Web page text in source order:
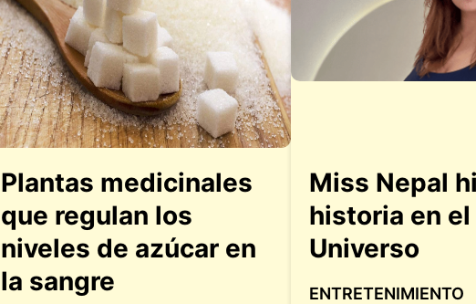
Plantas medicinales
que regulan los
niveles de azúcar en
la sangre
Miss Nepal
historia en
Universo
ENTRETENIMIENTO